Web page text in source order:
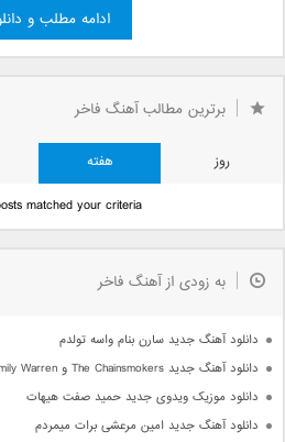
ادامه مطلب و
برترین مطالب آهنگ فاخر
روز هفته
matched your criteria.
به زودی از آهنگ فاخر
دانلود آهنگ جدید سارن بنام واسه تولدم
دانلود آهنگ جدید The Chainsmokers و Emily Warren بنام Side Effects
دانلود موزیک ویدوی جدید حمید صفت هیهات
دانلود آهنگ جدید امین مرعشی برات میمردم